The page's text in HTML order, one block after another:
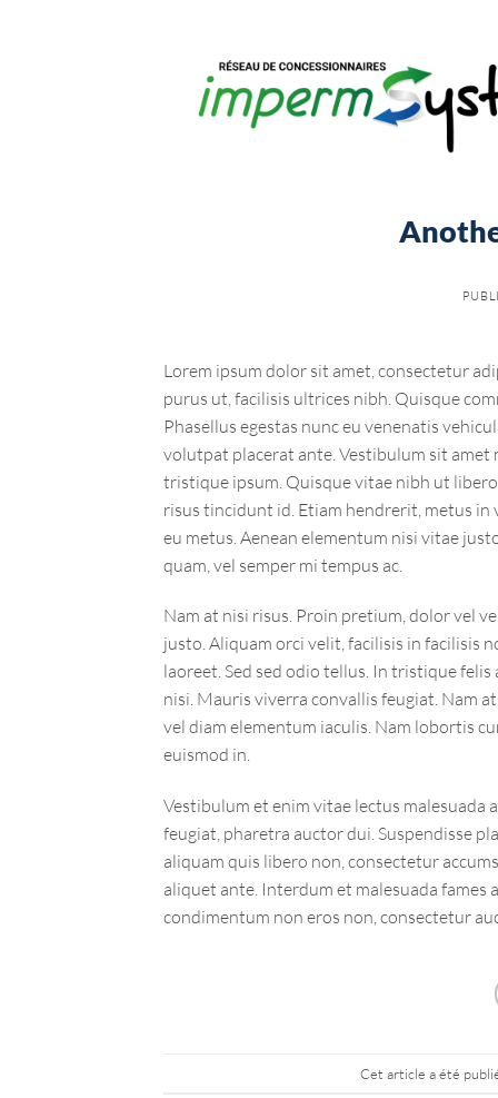
Lorem ipsum dolor sit amet, consectetur
purus ut, facilisis ultrices nibh. Quisque
Phasellus egestas nunc eu venenatis
volutpat placerat ante. Vestibulum sit amet
tristique ipsum. Quisque vitae nibh ut
risus tincidunt id. Etiam hendrerit, metus
eu metus. Aenean elementum nisi vitae
quam, vel semper mi tempus ac.
Nam at nisi risus. Proin pretium, dolor vel
justo. Aliquam orci velit, facilisis in facilisis
laoreet. Sed sed odio tellus. In tristique
nisi. Mauris viverra convallis feugiat. Nam
vel diam elementum iaculis. Nam lobortis
euismod in.
Vestibulum et enim vitae lectus malesuada
feugiat, pharetra auctor dui. Suspendisse
aliquam quis libero non, consectetur
aliquet ante. Interdum et malesuada fames
condimentum non eros non, consectetur
Cet article a été